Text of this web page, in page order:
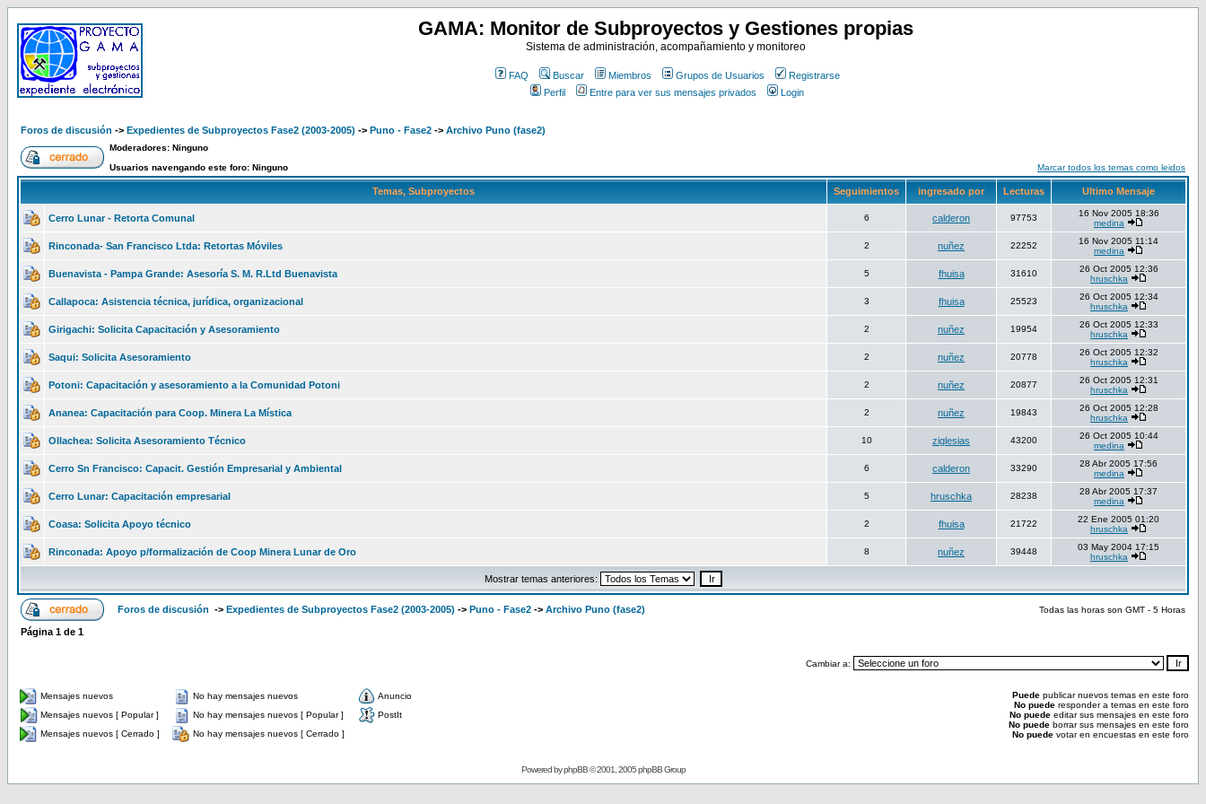
GAMA: Monitor de Subproyectos y Gestiones propias
Sistema de administración, acompañamiento y monitoreo
FAQ Buscar Miembros Grupos de Usuarios
Registrarse
Perfil
Entre para ver sus mensajes privados Login
Foros de discusión -> Expedientes de Subproyectos Fase2 (2003-2005) -> Puno - Fase2 -> Archivo Puno (fase2)
Moderadores: Ninguno
Usuarios navengando este foro: Ninguno
Marcar todos los temas como leidos
Temas, Subproyectos Seguimientos ingresado por Lecturas Ultimo Mensaje
Cerro Lunar - Retorta Comunal 6 calderon 97753
16 Nov 2005 18:36
medina
Rinconada- San Francisco Ltda: Retortas Móviles 2 nuñez 22252
16 Nov 2005 11:14
medina
Buenavista - Pampa Grande: Asesoría S. M. R.Ltd Buenavista 5 fhuisa 31610
26 Oct 2005 12:36
hruschka
Callapoca: Asistencia técnica, jurídica, organizacional 3 fhuisa 25523
26 Oct 2005 12:34
hruschka
Girigachi: Solicita Capacitación y Asesoramiento 2 nuñez 19954
26 Oct 2005 12:33
hruschka
Saqui: Solicita Asesoramiento 2 nuñez 20778
26 Oct 2005 12:32
hruschka
Potoni: Capacitación y asesoramiento a la Comunidad Potoni 2 nuñez 20877
26 Oct 2005 12:31
hruschka
Ananea: Capacitación para Coop. Minera La Mística 2 nuñez 19843
26 Oct 2005 12:28
hruschka
Ollachea: Solicita Asesoramiento Técnico 10 ziglesias 43200
26 Oct 2005 10:44
medina
Cerro Sn Francisco: Capacit. Gestión Empresarial y Ambiental 6 calderon 33290
28 Abr 2005 17:56
medina
Cerro Lunar: Capacitación empresarial 5 hruschka 28238
28 Abr 2005 17:37
medina
Coasa: Solicita Apoyo técnico 2 fhuisa 21722
22 Ene 2005 01:20
hruschka
Rinconada: Apoyo p/formalización de Coop Minera Lunar de Oro 8 nuñez 39448
03 May 2004 17:15
hruschka
Mostrar temas anteriores:
Foros de discusión -> Expedientes de Subproyectos Fase2 (2003-2005) -> Puno - Fase2 -> Archivo Puno (fase2) Todas las horas son GMT - 5 Horas
Página 1 de 1
Cambiar a:
Mensajes nuevos No hay mensajes nuevos
Anuncio
Mensajes nuevos [ Popular ]
No hay mensajes nuevos [ Popular ]
PostIt
Mensajes nuevos [ Cerrado ]
No hay mensajes nuevos [ Cerrado ]
Puede publicar nuevos temas en este foro
No puede responder a temas en este foro
No puede editar sus mensajes en este foro
No puede borrar sus mensajes en este foro
No puede votar en encuestas en este foro
Powered byphpBB© 2001, 2005 phpBB Group